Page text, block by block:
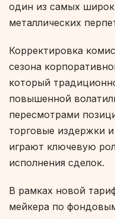
один из самых
металлических
Корректировка
сезона
который
повышенной
пересмотрами
торговые издержки
играют ключевую
исполнения сделок.
В рамках новой
мейкера по